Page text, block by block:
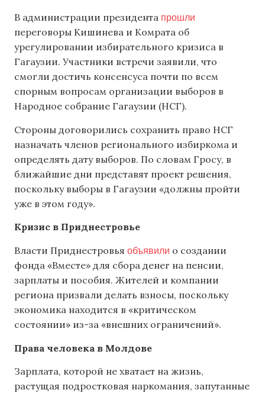
В администрации президента прошли
переговоры Кишинева и Комрата об
урегулировании избирательного кризиса в
Гагаузии. Участники встречи заявили, что
смогли достичь консенсуса почти по всем
спорным вопросам организации выборов в
Народное собрание Гагаузии (НСГ).
Стороны договорились сохранить право НСГ
назначать членов регионального избиркома и
определять дату выборов. По словам Гросу, в
ближайшие дни представят проект решения,
поскольку выборы в Гагаузии «должны пройти
уже в этом году».
Кризис в Приднестровье
Власти Приднестровья объявили о создании
фонда «Вместе» для сбора денег на пенсии,
зарплаты и пособия. Жителей и компании
региона призвали делать взносы, поскольку
экономика находится в «критическом
состоянии» из-за «внешних ограничений».
Права человека в Молдове
Зарплата, которой не хватает на жизнь,
растущая подростковая наркомания, запутанные